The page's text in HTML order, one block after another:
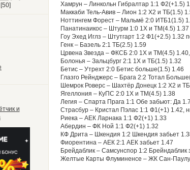
[50]
Хамрун – Линкольн Гибралтар 1:1 Ф2(+1.5)
Маккаби Тель-Авив – Лион 1:2 Х2 и ТБ(1.5)
Ноттингем Форест – Мальмё 2:0 ИТБ1(1.5)
Панатинаикос – Штурм 1:0 1Х и ТМ(4.5) 1.37
Гоу Эхед Иглз – Штутгарт 1:2 Ф1(+2.5) 1.32
Генк – Базель 2:1 ТБ(2.5) 1.59
Црвена Звезда – ФКСБ 2:0 1Х и ТМ(4.5)
Болонья – Зальцбург 2:1 1Х и ТБ(1.5) 1.32
Бетис – Утрехт 2:0 Бетис больше(1.5) 1.46
Глазго Рейнджерс – Брага 2:2 Тотал
Шемрок Роверс – Шахтёр Донецк 1:2 Х2 и
Ягеллония – КуПС 2:0 1Х и ТМ(4.5) 1.38
Легия – Спарта Прага 1:1 Обе забьют: Да
Страсбур – Кристал Пэлас 1:1 Ф1(+1) 1.42,
Риека – АЕК Ларнака 1:1 Ф2(+1) 1.33
Абердин – ФК Ной 1:1 Ф2(+1) 1.32
КФ Дрита – Шкендия 1:2 Шкендия забьет
Фиорентина – АЕК 2:1 АЕК забьет 1.47
Брейдаблик – Самсунспор 1:2 Брейндаблик
Желтые Карты Флуминенсе – ЖК Сан-